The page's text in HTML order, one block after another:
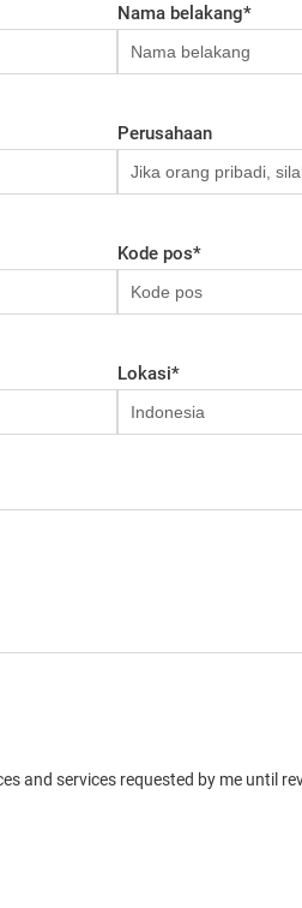
Nama belakang*
Perusahaan
Kode pos*
Lokasi*
and services requested by me until